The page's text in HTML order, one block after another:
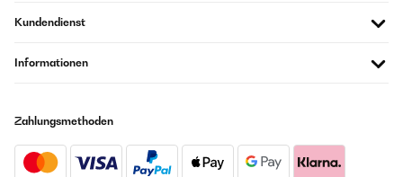
Kundendienst
Informationen
Zahlungsmethoden